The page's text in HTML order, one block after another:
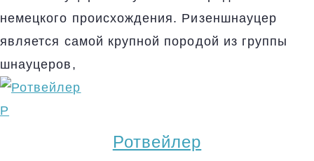
немецкого происхождения. Ризеншнауцер
является самой крупной породой из группы
шнауцеров,
Р
Ротвейлер